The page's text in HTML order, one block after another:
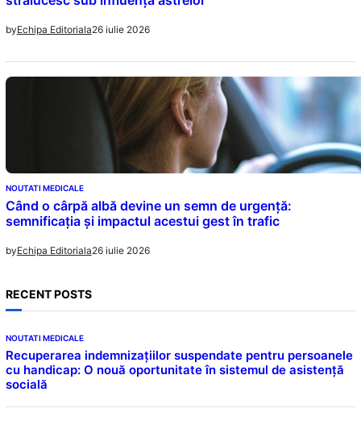
byEchipa Editoriala26 iulie 2026
NOUTATI MEDICALE
Când o cârpă albă devine un semn de urgență:
semnificația și impactul acestui gest în trafic
byEchipa Editoriala26 iulie 2026
RECENT POSTS
NOUTATI MEDICALE
Recuperarea indemnizațiilor suspendate pentru persoanele
cu handicap: O nouă oportunitate în sistemul de asistență
socială